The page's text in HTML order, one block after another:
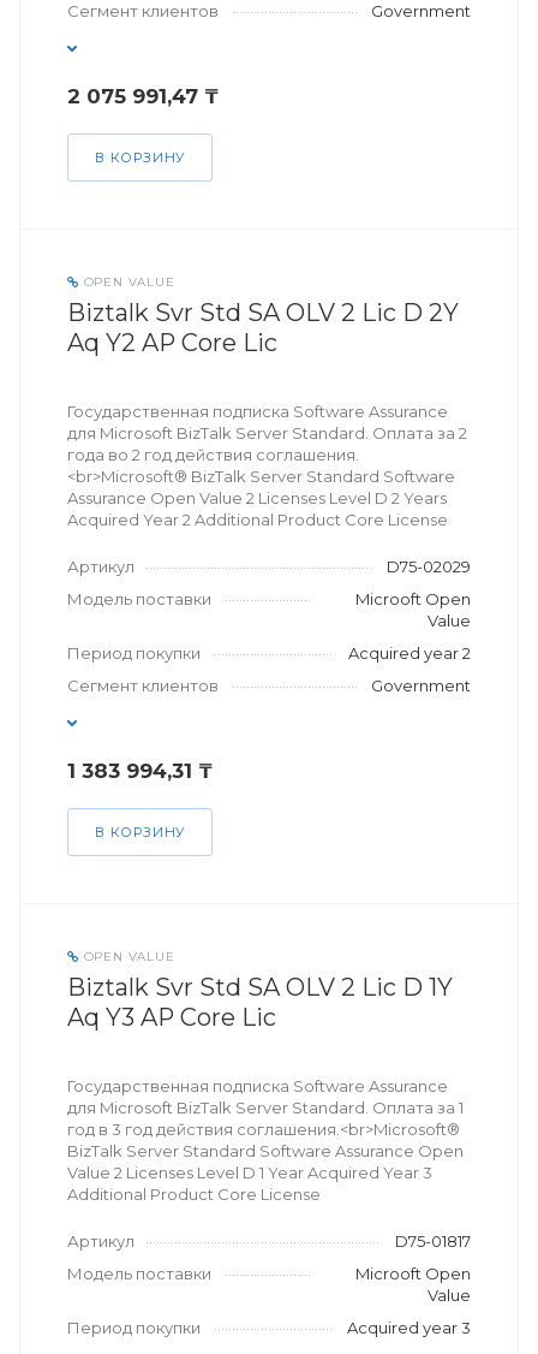
Сегмент клиентов
Government
2 075 991,47 ₸
В КОРЗИНУ
OPEN VALUE
Biztalk Svr Std SA OLV 2 Lic D 2Y
Aq Y2 AP Core Lic
Государственная подписка Software Assurance
для Microsoft BizTalk Server Standard. Оплата за 2
года во 2 год действия соглашения.
<br>Microsoft® BizTalk Server Standard Software
Assurance Open Value 2 Licenses Level D 2 Years
Acquired Year 2 Additional Product Core License
Артикул
D75-02029
Модель поставки
Microoft Open
Value
Период покупки
Acquired year 2
Сегмент клиентов
Government
1 383 994,31 ₸
В КОРЗИНУ
OPEN VALUE
Biztalk Svr Std SA OLV 2 Lic D 1Y
Aq Y3 AP Core Lic
Государственная подписка Software Assurance
для Microsoft BizTalk Server Standard. Оплата за 1
год в 3 год действия соглашения.<br>Microsoft®
BizTalk Server Standard Software Assurance Open
Value 2 Licenses Level D 1 Year Acquired Year 3
Additional Product Core License
Артикул
D75-01817
Модель поставки
Microoft Open
Value
Период покупки
Acquired year 3